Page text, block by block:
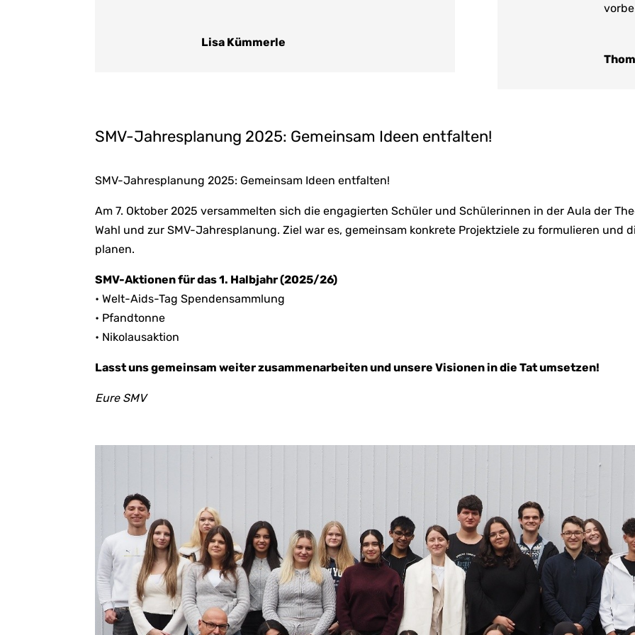
Lisa Kümmerle
SMV-Jahresplanung 2025: Gemeinsam Ideen entfalten!
SMV-Jahresplanung 2025: Gemeinsam Ideen entfalten!
Am 7. Oktober 2025 versammelten sich die engagierten Schüler und Schülerinnen in der Aula der
Wahl und zur SMV-Jahresplanung. Ziel war es, gemeinsam konkrete Projektziele zu formulieren und
planen.
SMV-Aktionen für das 1. Halbjahr (2025/26)
• Welt-Aids-Tag Spendensammlung
• Pfandtonne
• Nikolausaktion
Lasst uns gemeinsam weiter zusammenarbeiten und unsere Visionen in die Tat umsetzen!
Eure SMV